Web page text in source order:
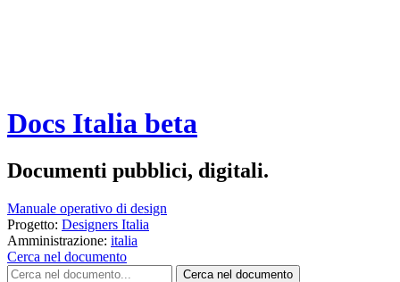
Docs Italia beta
Documenti pubblici, digitali.
Manuale operativo di design
Progetto: Designers Italia
Amministrazione: italia
Cerca nel documento
Cerca nel documento